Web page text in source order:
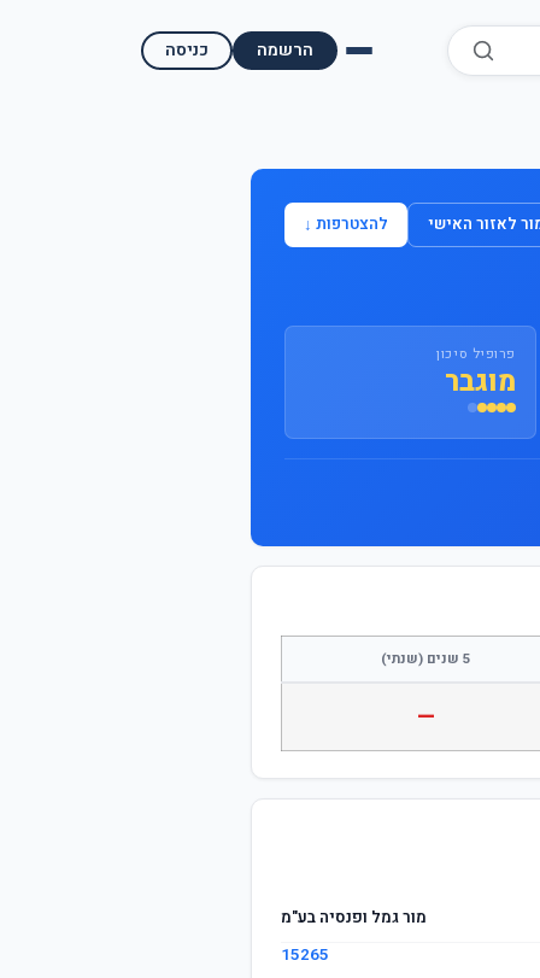
כניסה הרשמה
השוואת בתי השקעות למסחר עצמאי
מאמרים ומדריכים לאזור האישי להצטרפות ↓
פרופיל סיכון
מוגבר
5 שנים (שנתי)
—
מור גמל ופנסיה בע"מ
15265